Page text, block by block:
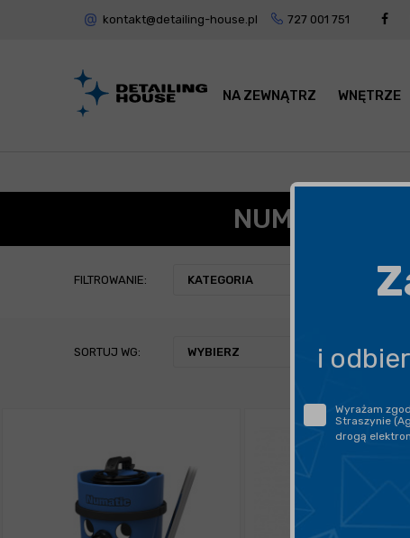
kontakt@detailing-house.pl 727 001 751
NA ZEWNĄTRZ WNĘTRZE
NUMATIC -
FILTROWANIE: KATEGORIA
SORTUJ WG: WYBIERZ i
Wyrażam
Straszynie
drogą